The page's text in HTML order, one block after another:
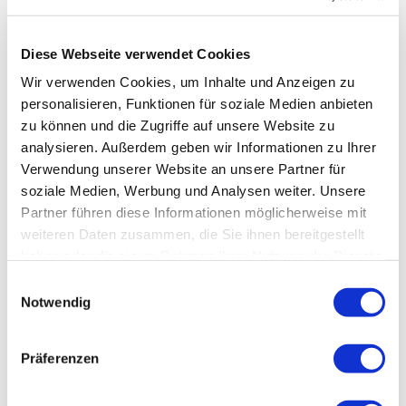
Diese Webseite verwendet Cookies
Wir verwenden Cookies, um Inhalte und Anzeigen zu
personalisieren, Funktionen für soziale Medien anbieten
zu können und die Zugriffe auf unsere Website zu
analysieren. Außerdem geben wir Informationen zu Ihrer
Verwendung unserer Website an unsere Partner für
soziale Medien, Werbung und Analysen weiter. Unsere
Partner führen diese Informationen möglicherweise mit
weiteren Daten zusammen, die Sie ihnen bereitgestellt
Notwendig
Präferenzen
KONTROLLIERTE IMPULSTECHNIKEN UNTER
PROFESSIONELLER ANLEITUNG
Neben Mobilisationstechniken werden auch
kontrollierte Impulstechniken vermittelt.
Diese werden in kleinen Gruppen unter enger
Anleitung der Dozenten geübt, sodass Sicherheit,
Präzision und ein verantwortungsvoller Umgang mit
den Techniken jederzeit gewährleistet sind.
Vordergrund, sondern das Verständnis ihrer